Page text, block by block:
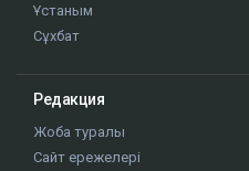
Ұстаным
Сұхбат
Редакция
Жоба туралы
Сайт ережелері